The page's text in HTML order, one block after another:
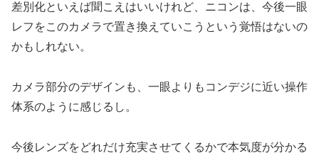
差別化といえば聞こえはいいけれど、ニコンは、今後一眼
レフをこのカメラで置き換えていこうという覚悟はないの
かもしれない。
カメラ部分のデザインも、一眼よりもコンデジに近い操作
体系のように感じるし。
今後レンズをどれだけ充実させてくるかで本気度が分かる